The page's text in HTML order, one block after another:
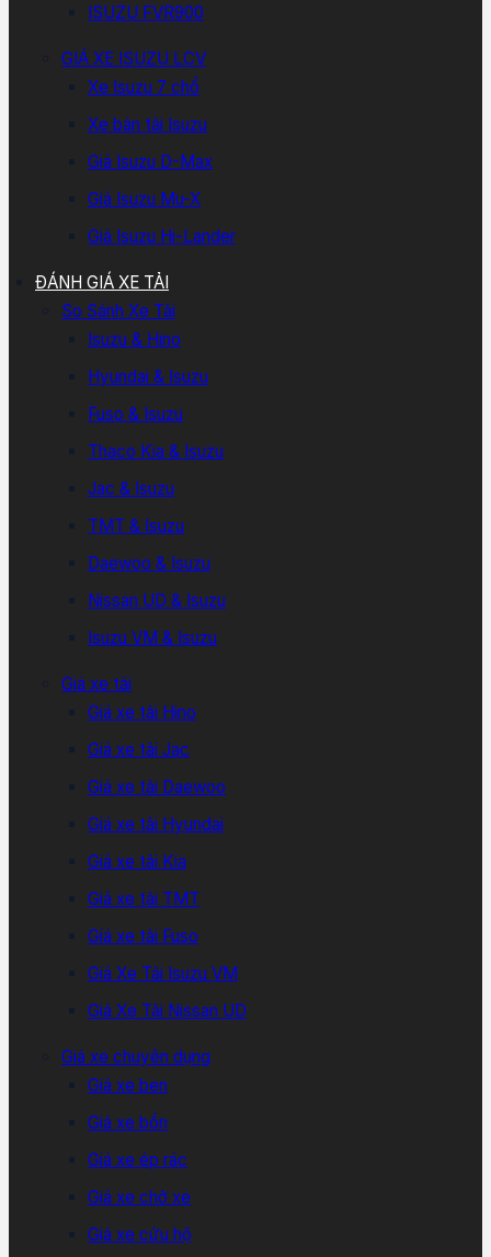
ISUZU FVR900
GIÁ XE ISUZU LCV
Xe Isuzu 7 chổ
Xe bán tải Isuzu
Giá Isuzu D-Max
Giá Isuzu Mu-X
Giá Isuzu Hi-Lander
ĐÁNH GIÁ XE TẢI
So Sánh Xe Tải
Isuzu & Hino
Hyundai & Isuzu
Fuso & Isuzu
Thaco Kia & Isuzu
Jac & Isuzu
TMT & Isuzu
Daewoo & Isuzu
Nissan UD & Isuzu
Isuzu VM & Isuzu
Giá xe tải
Giá xe tải Hino
Giá xe tải Jac
Giá xe tải Daewoo
Giá xe tải Hyundai
Giá xe tải Kia
Giá xe tải TMT
Giá xe tải Fuso
Giá Xe Tải Isuzu VM
Giá Xe Tải Nissan UD
Giá xe chuyên dụng
Giá xe ben
Giá xe bồn
Giá xe ép rác
Giá xe chở xe
Giá xe cứu hộ